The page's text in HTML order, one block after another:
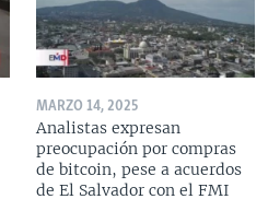
MARZO 14, 2025
Analistas expresan
preocupación por compras
de bitcoin, pese a acuerdos
de El Salvador con el FMI